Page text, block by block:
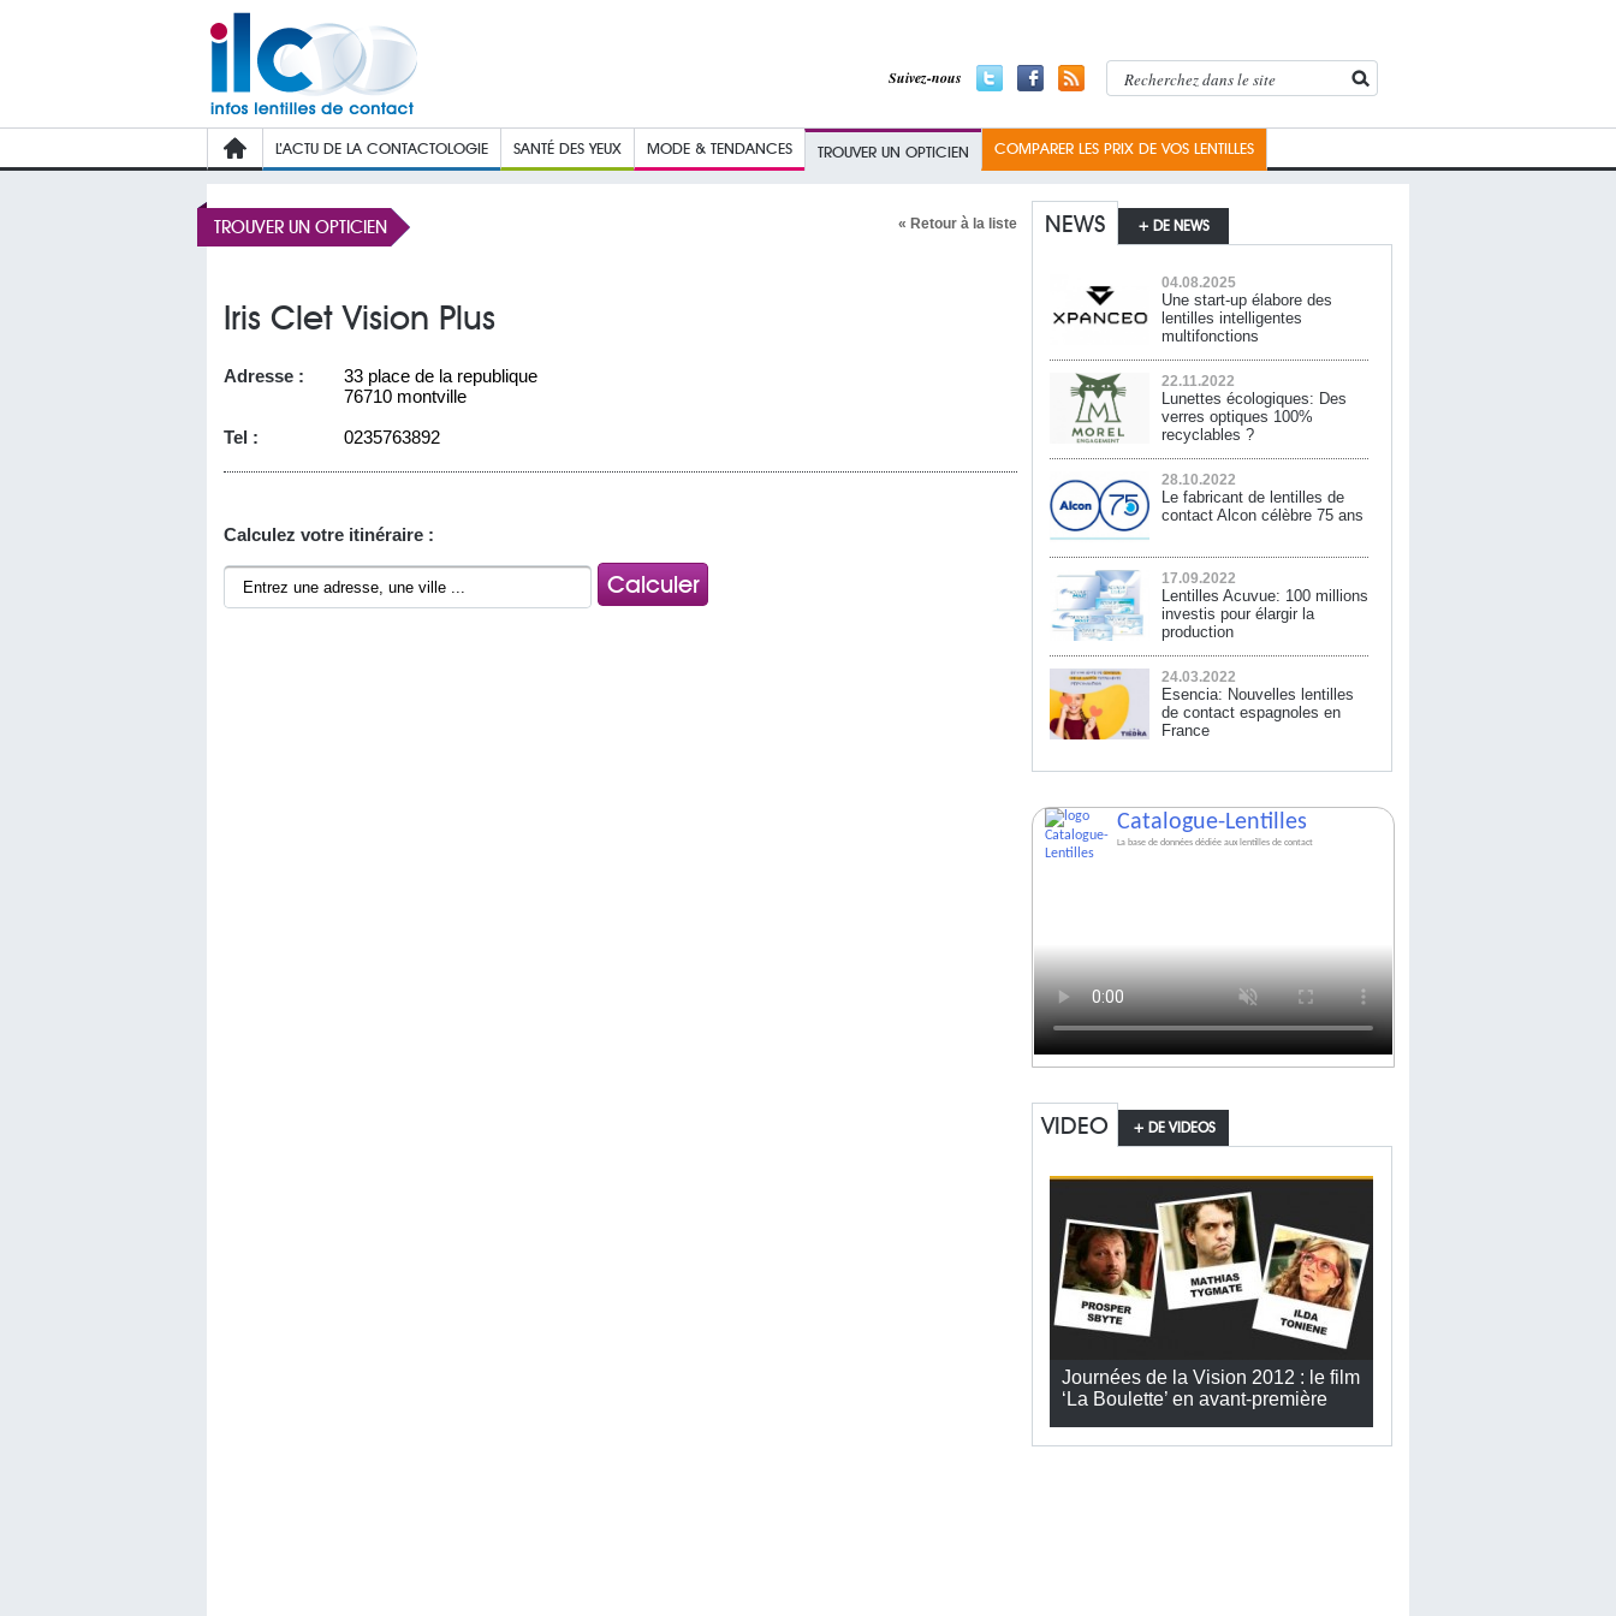
Suivez-nous
L’ACTU DE LA CONTACTOLOGIE SANTÉ DES YEUX MODE & TENDANCES TROUVER UN OPTICIEN COMPARER LES PRIX DE VOS LENTILLES
TROUVER UN OPTICIEN « Retour à la liste
Iris Clet Vision Plus
Adresse :
33 place de la republique
76710 montville
Tel :
0235763892
Calculez votre itinéraire :
NEWS + DE NEWS
04.08.2025
Une start-up élabore des
lentilles intelligentes
multifonctions
22.11.2022
Lunettes écologiques: Des
verres optiques 100%
recyclables ?
28.10.2022
Le fabricant de lentilles de
contact Alcon célèbre 75 ans
17.09.2022
Lentilles Acuvue: 100 millions
investis pour élargir la
production
24.03.2022
Esencia: Nouvelles lentilles
de contact espagnoles en
France
Catalogue-Lentilles
La base de données dédiée aux lentilles de contact
VIDEO + DE VIDEOS
Journées de la Vision 2012 : le film
‘La Boulette’ en avant-première